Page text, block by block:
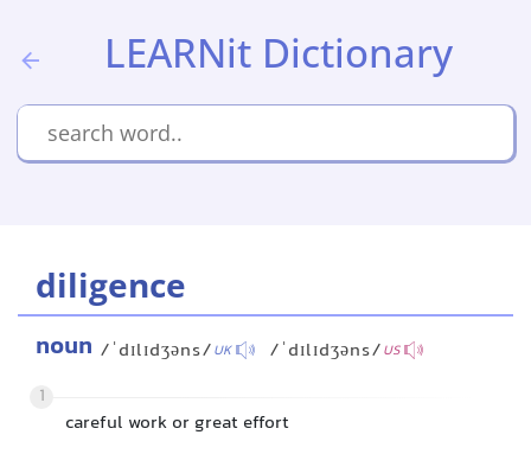
LEARNit Dictionary
diligence
noun /ˈdɪlɪdʒəns/UK /ˈdɪlɪdʒəns/US
1
careful work or great effort